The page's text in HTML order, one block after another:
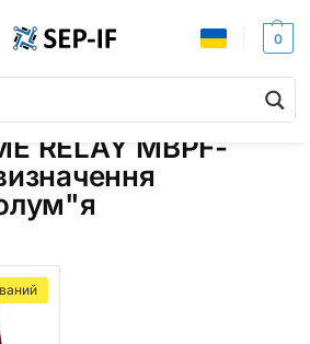
0
FLAME RELAY MBPF-200S. Реле визначення наявності полум"я”
RELAY MBPF-